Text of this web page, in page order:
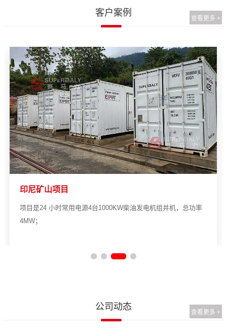
客户案例
查看更多 +
印尼矿山项目
项目是24 小时常用电源4台1000KW柴油发电机组并机，总功率
4MW；
公司动态
查看更多 +